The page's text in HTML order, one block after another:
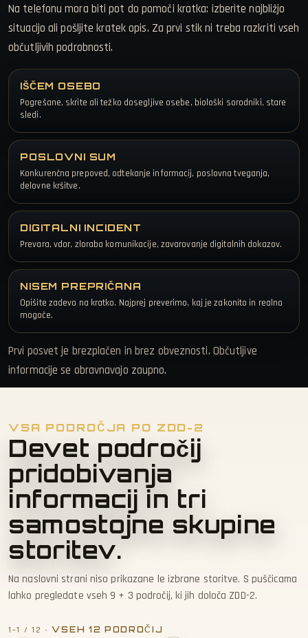
Na telefonu mora biti pot do pomoči kratka: izberite najbližjo
situacijo ali pošljite kratek opis. Za prvi stik ni treba razkriti vseh
občutljivih podrobnosti.
IŠČEM OSEBO
Pogrešane, skrite ali težko dosegljive osebe, biološki sorodniki, stare
sledi.
POSLOVNI SUM
Konkurenčna prepoved, odtekanje informacij, poslovna tveganja,
delovne kršitve.
DIGITALNI INCIDENT
Prevara, vdor, zloraba komunikacije, zavarovanje digitalnih dokazov.
NISEM PREPRIČANA
Opišite zadevo na kratko. Najprej preverimo, kaj je zakonito in realno
mogoče.
Prvi posvet je brezplačen in brez obveznosti. Občutljive
informacije se obravnavajo zaupno.
VSA PODROČJA PO ZDD-2
Devet področij
pridobivanja
informacij in tri
samostojne skupine
storitev.
Na naslovni strani niso prikazane le izbrane storitve. S puščicama
lahko pregledate vseh 9 + 3 področij, ki jih določa ZDD-2.
1–1 / 12 · VSEH 12 PODROČIJ